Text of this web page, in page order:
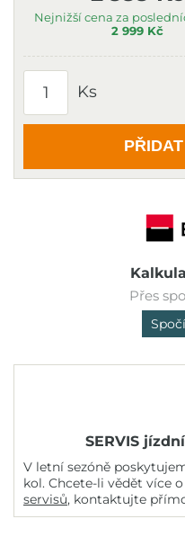
Nejnižší cena za
2 999 Kč
Ks
Přes
SERVIS
V letní sezóně
kol. Chcete-li vědět více
servisů, kontaktujte